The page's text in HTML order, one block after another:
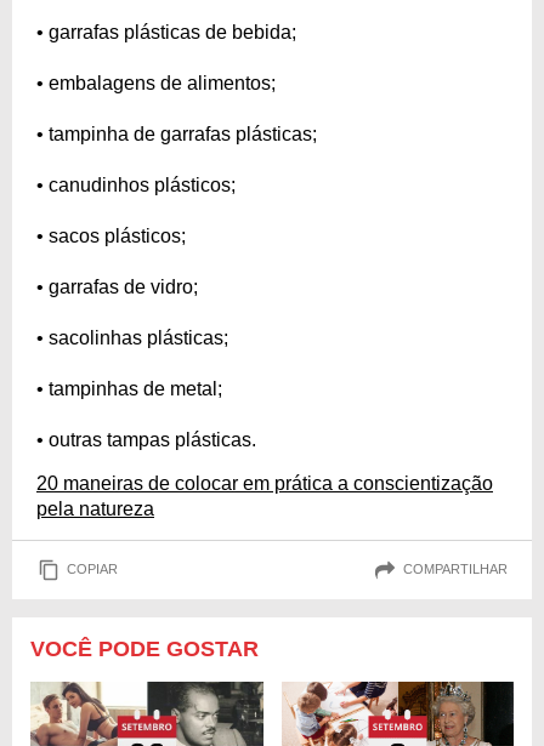
• garrafas plásticas de bebida;
• embalagens de alimentos;
• tampinha de garrafas plásticas;
• canudinhos plásticos;
• sacos plásticos;
• garrafas de vidro;
• sacolinhas plásticas;
• tampinhas de metal;
• outras tampas plásticas.
20 maneiras de colocar em prática a conscientização
pela natureza
COPIAR COMPARTILHAR
VOCÊ PODE GOSTAR